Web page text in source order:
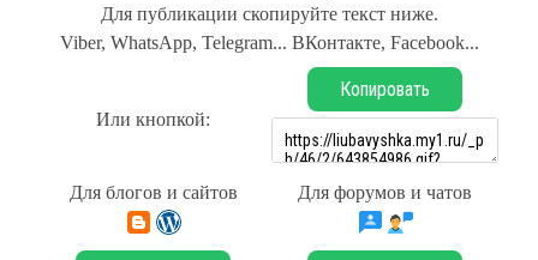
Для публикации скопируйте текст ниже.
Viber, WhatsApp, Telegram... ВКонтакте, Facebook...
Или кнопкой:
Копировать
Для блогов и сайтов Для форумов и чатов